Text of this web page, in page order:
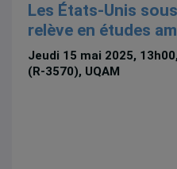
Les États-Unis
relève en études
Jeudi 15 mai 2025,
(R-3570), UQAM